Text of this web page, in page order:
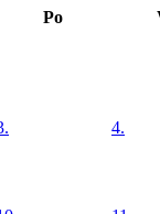
Po
4.